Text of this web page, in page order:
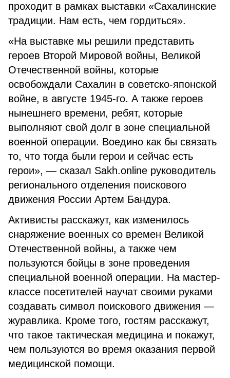
проходит в рамках выставки «Сахалинские
традиции. Нам есть, чем гордиться».
«На выставке мы решили представить
героев Второй Мировой войны, Великой
Отечественной войны, которые
освобождали Сахалин в советско-японской
войне, в августе 1945-го. А также героев
нынешнего времени, ребят, которые
выполняют свой долг в зоне специальной
военной операции. Воедино как бы связать
то, что тогда были герои и сейчас есть
герои», — сказал Sakh.online руководитель
регионального отделения поискового
движения России Артем Бандура.
Активисты расскажут, как изменилось
снаряжение военных со времен Великой
Отечественной войны, а также чем
пользуются бойцы в зоне проведения
специальной военной операции. На мастер-
классе посетителей научат своими руками
создавать символ поискового движения —
журавлика. Кроме того, гостям расскажут,
что такое тактическая медицина и покажут,
чем пользуются во время оказания первой
медицинской помощи.